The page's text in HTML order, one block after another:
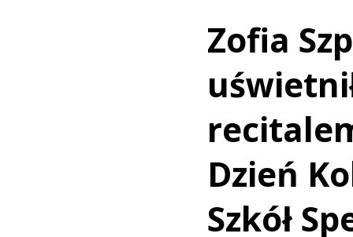
Zofia
Dzień
Szkół